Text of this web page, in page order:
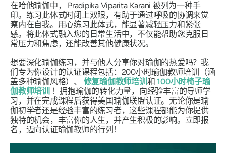
在哈他瑜伽中， Pradipika Viparita Karani 被列为一种手
印。练习此体式时闭上双眼，有助于通过呼吸的协调来觉
察内在自我。用心练习此体式，能显著减轻压力和紧张
感。将此体式融入您的日常生活中，不仅能帮助您克服日
常压力和焦虑，还能改善其他健康状况。
想要深化瑜伽练习，并与他人分享你对瑜伽的热爱吗？我
们专为你设计的认证课程包括：200小时瑜伽教师培训（涵
盖多种瑜伽风格）、 修复瑜伽教师培训 和100小时椅子瑜
伽教师培训 ！拥抱瑜伽的转化力量，向经验丰富的导师学
习，并在完成课程后获得美国瑜伽联盟认证。无论你是瑜
伽初学者还是经验丰富的练习者，这些课程都能为你提供
独特的机会，丰富你的人生，并产生积极的影响。立即报
名，迈向认证瑜伽教师的行列！